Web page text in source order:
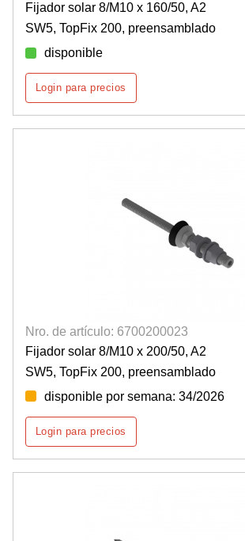
Fijador solar 8/M10 x 160/50, A2
SW5, TopFix 200, preensamblado
disponible
Login para precios
Nro. de artículo: 6700200023
Fijador solar 8/M10 x 200/50, A2
SW5, TopFix 200, preensamblado
disponible por semana: 34/2026
Login para precios